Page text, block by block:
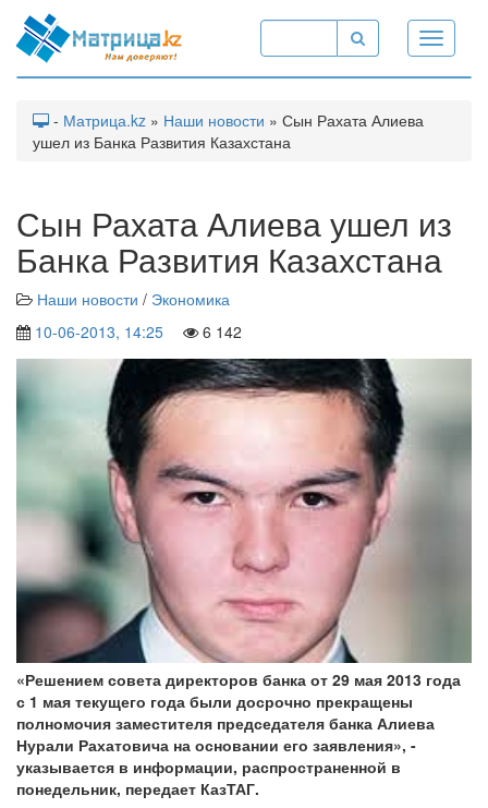
Toggle
- Матрица.kz » Наши новости » Сын Рахата Алиева
ушел из Банка Развития Казахстана
Сын Рахата Алиева ушел из
Банка Развития Казахстана
Наши новости / Экономика
10-06-2013, 14:25
6 142
«Решением совета директоров банка от 29 мая 2013 года
с 1 мая текущего года были досрочно прекращены
полномочия заместителя председателя банка Алиева
Нурали Рахатовича на основании его заявления», -
указывается в информации, распространенной в
понедельник, передает КазТАГ.